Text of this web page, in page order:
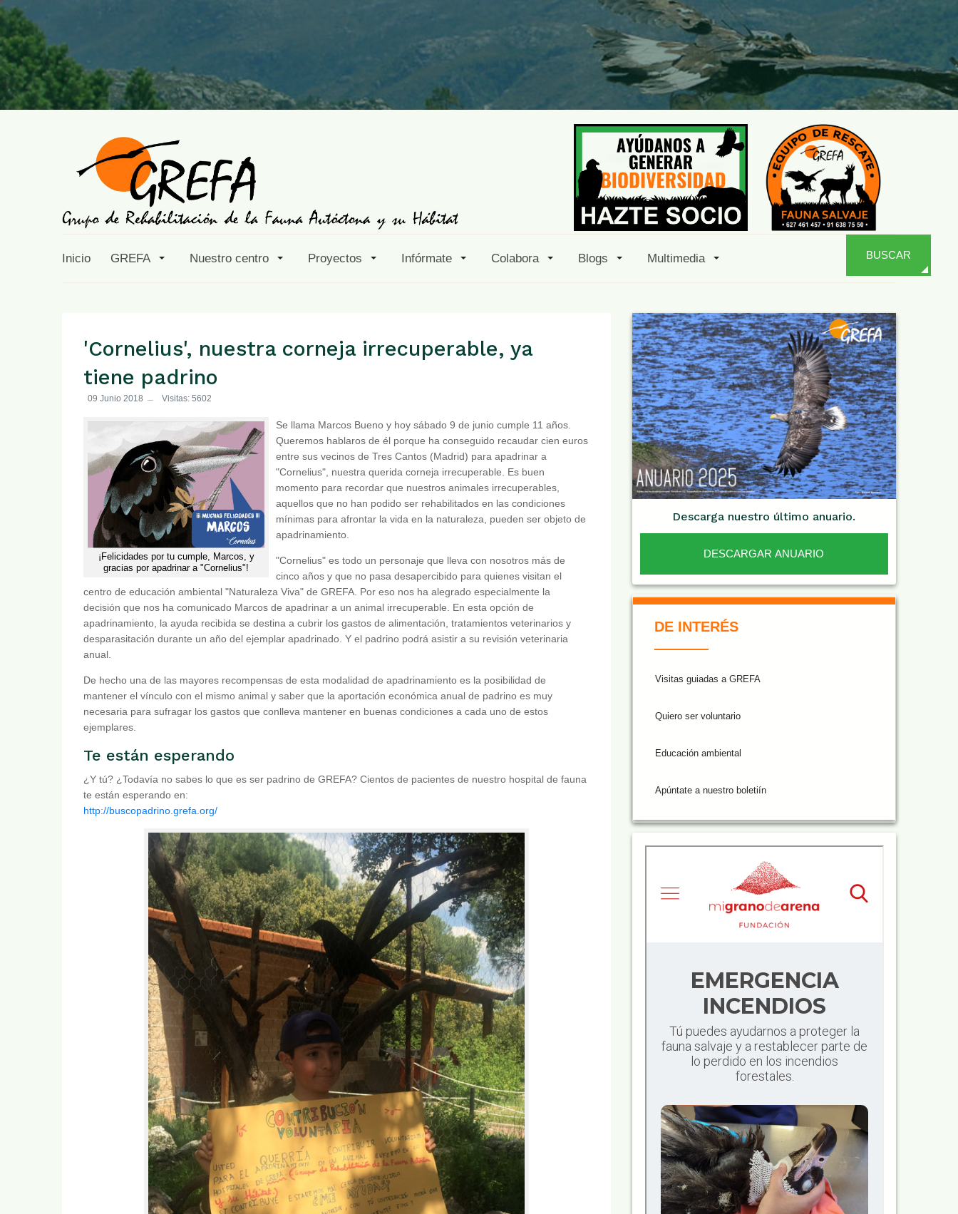
Inicio GREFA Nuestro centro Proyectos Infórmate Colabora Blogs Multimedia BUSCAR
'Cornelius', nuestra corneja irrecuperable, ya
tiene padrino
09 Junio 2018 Visitas: 5602
¡Felicidades por tu cumple, Marcos, y
gracias por apadrinar a "Cornelius"!
Se llama Marcos Bueno y hoy sábado 9 de junio cumple 11 años.
Queremos hablaros de él porque ha conseguido recaudar cien euros
entre sus vecinos de Tres Cantos (Madrid) para apadrinar a
"Cornelius", nuestra querida corneja irrecuperable. Es buen
momento para recordar que nuestros animales irrecuperables,
aquellos que no han podido ser rehabilitados en las condiciones
mínimas para afrontar la vida en la naturaleza, pueden ser objeto de
apadrinamiento.
"Cornelius" es todo un personaje que lleva con nosotros más de
cinco años y que no pasa desapercibido para quienes visitan el
centro de educación ambiental "Naturaleza Viva" de GREFA. Por eso nos ha alegrado especialmente la
decisión que nos ha comunicado Marcos de apadrinar a un animal irrecuperable. En esta opción de
apadrinamiento, la ayuda recibida se destina a cubrir los gastos de alimentación, tratamientos veterinarios y
desparasitación durante un año del ejemplar apadrinado. Y el padrino podrá asistir a su revisión veterinaria
anual.
De hecho una de las mayores recompensas de esta modalidad de apadrinamiento es la posibilidad de
mantener el vínculo con el mismo animal y saber que la aportación económica anual de padrino es muy
necesaria para sufragar los gastos que conlleva mantener en buenas condiciones a cada uno de estos
ejemplares.
Te están esperando
¿Y tú? ¿Todavía no sabes lo que es ser padrino de GREFA? Cientos de pacientes de nuestro hospital de fauna
te están esperando en:
http://buscopadrino.grefa.org/
Descarga nuestro último anuario.
DESCARGAR ANUARIO
DE INTERÉS
Visitas guiadas a GREFA
Quiero ser voluntario
Educación ambiental
Apúntate a nuestro boletiín